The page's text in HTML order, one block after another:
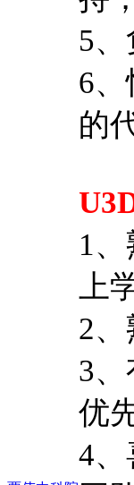
5
6
的
1
上
2
3
优
4